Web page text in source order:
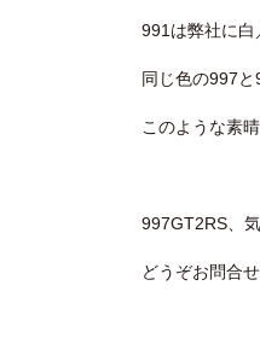
991は弊社に白
同じ色の997
このような素
997GT2RS、
どうぞお問合